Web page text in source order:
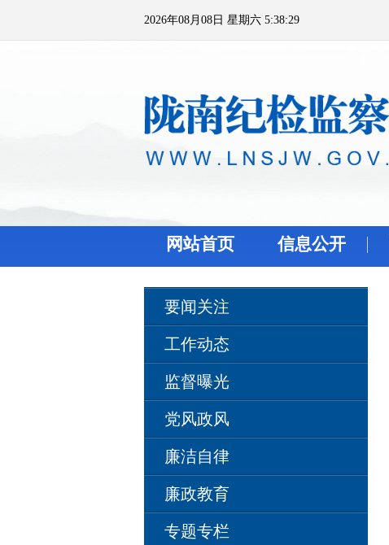
2026年08月08日 星期六 5:38:29
网站首页 信息公开
要闻关注
工作动态
监督曝光
党风政风
廉洁自律
廉政教育
专题专栏